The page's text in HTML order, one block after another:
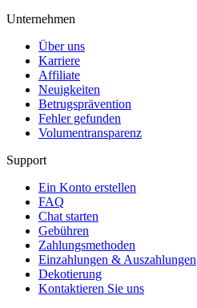
Unternehmen
Über uns
Karriere
Affiliate
Neuigkeiten
Betrugsprävention
Fehler gefunden
Volumentransparenz
Support
Ein Konto erstellen
FAQ
Chat starten
Gebühren
Zahlungsmethoden
Einzahlungen & Auszahlungen
Dekotierung
Kontaktieren Sie uns